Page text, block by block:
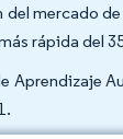
del mercado
rápida del
Aprendizaje